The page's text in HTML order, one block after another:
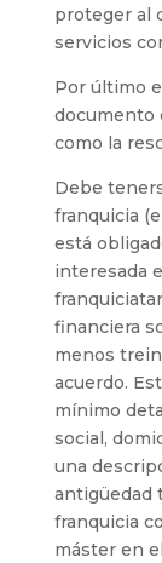
proteger al
servicios
Por último
documento
como la
Debe
franquicia
está
interesada
financiera
menos
acuerdo.
mínimo
social,
una
antigüedad
franquicia
máster en